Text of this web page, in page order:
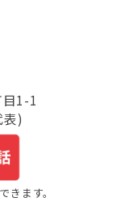
1-1
)
きます。